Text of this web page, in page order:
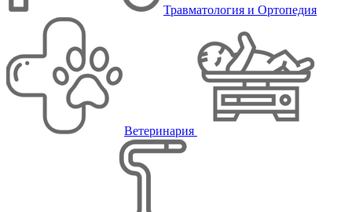
Травматология и Ортопедия
Ветеринария